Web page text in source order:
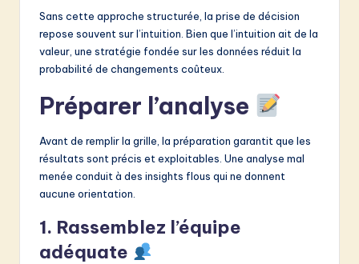
Sans cette approche structurée, la prise de décision
repose souvent sur l’intuition. Bien que l’intuition ait de la
valeur, une stratégie fondée sur les données réduit la
probabilité de changements coûteux.
Préparer l’analyse
Avant de remplir la grille, la préparation garantit que les
résultats sont précis et exploitables. Une analyse mal
menée conduit à des insights flous qui ne donnent
aucune orientation.
1. Rassemblez l’équipe
adéquate